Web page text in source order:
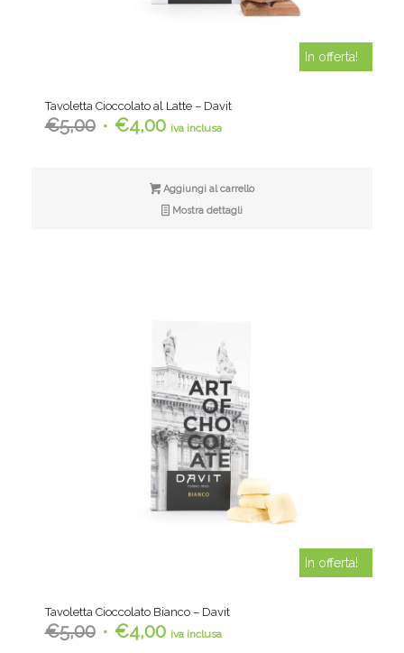
Tavoletta Cioccolato al Latte – Davit
€5,00 Il €4,00Il
è:
€4,00.
iva inclusa
In offerta!
Aggiungi al carrello
Mostra dettagli
Tavoletta Cioccolato Bianco – Davit
€5,00 Il €4,00Iliva inclusa
In offerta!